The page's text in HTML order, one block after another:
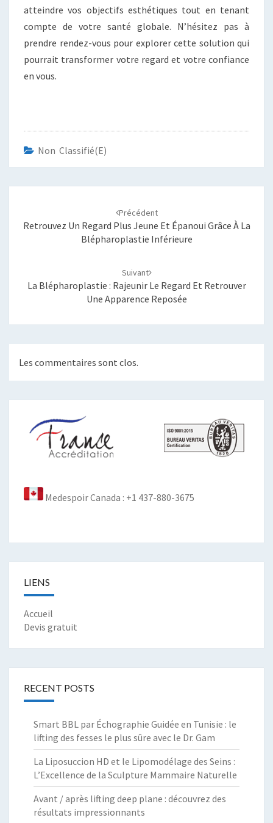
atteindre vos objectifs esthétiques tout en tenant
compte de votre santé globale. N’hésitez pas à
prendre rendez-vous pour explorer cette solution qui
pourrait transformer votre regard et votre confiance
en vous.
Non Classifié(e)
Précédent
Retrouvez Un Regard Plus Jeune Et Épanoui Grâce À La
Blépharoplastie Inférieure
Suivant
La Blépharoplastie : Rajeunir Le Regard Et Retrouver
Une Apparence Reposée
Les commentaires sont clos.
Medespoir Canada : +1 437-880-3675
LIENS
Accueil
Devis gratuit
RECENT POSTS
Smart BBL par Échographie Guidée en Tunisie : le
lifting des fesses le plus sûre avec le Dr. Gam
La Liposuccion HD et le Lipomodélage des Seins :
L’Excellence de la Sculpture Mammaire Naturelle
Avant / après lifting deep plane : découvrez des
résultats impressionnants